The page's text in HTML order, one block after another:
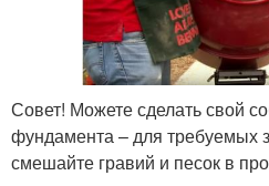
Совет! Можете сделать свой
фундамента – для требуемых
смешайте гравий и песок в